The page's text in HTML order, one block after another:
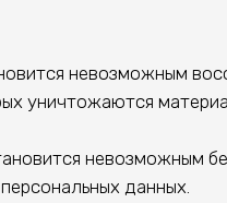
невозможным
уничтожаются
невозможным
данных.